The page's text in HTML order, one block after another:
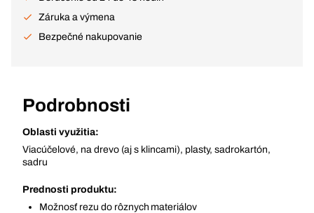
Záruka a výmena
Bezpečné nakupovanie
Podrobnosti
Oblasti využitia:
Viacúčelové, na drevo (aj s klincami), plasty, sadrokartón,
sadru
Prednosti produktu:
Možnosť rezu do rôznych materiálov